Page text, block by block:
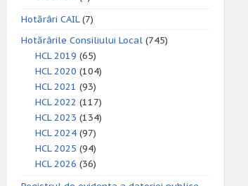
Hotărâri CAIL(7)
Hotărârile Consiliului Local (745)
HCL 2019 (65)
HCL 2020 (104)
HCL 2021 (93)
HCL 2022 (117)
HCL 2023 (134)
HCL 2024 (97)
HCL 2025 (94)
HCL 2026 (36)